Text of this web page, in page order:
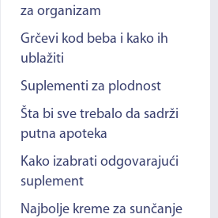
za organizam
Grčevi kod beba i kako ih
ublažiti
Suplementi za plodnost
Šta bi sve trebalo da sadrži
putna apoteka
Kako izabrati odgovarajući
suplement
Najbolje kreme za sunčanje